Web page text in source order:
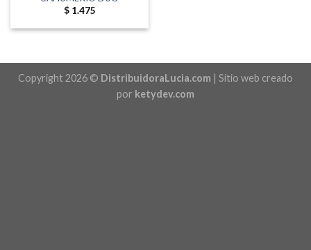
$1.475
Copyright 2026 © DistribuidoraLucia.com | Sitio web creado
por ketydev.com